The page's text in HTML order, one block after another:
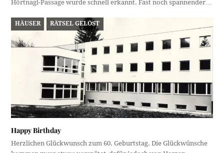
Hörtnagl-Passage wurde schnell erkannt. Fast noch spannender…
HÄUSER RÄTSEL GELÖST
Happy Birthday
Herzlichen Glückwunsch zum 60. Geburtstag. Die Glückwünsche